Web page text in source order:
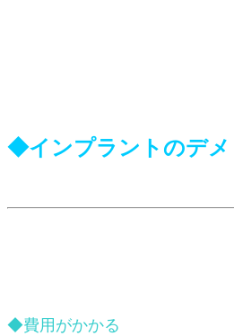
◆インプラントのデメ
◆費用がかかる